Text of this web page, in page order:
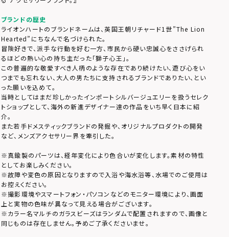
ブランドの歴史
ライオンハートのブランドネームは、英国王朝リチャード1世”The Lion
Hearted”にちなんで名づけられた。
冒険好きで、派手な行動を好む一方、市民から硬い忠誠心をささげられ
るほどの熱い心の持ち主だった「獅子心王」。
この普遍的な敬愛すべき人柄のような存在であり続けたい、遊び心をい
つまでも忘れない、大人の男たちに支持されるブランドでありたい、とい
った願いを込めて。
当時としてはまだ珍しかったインポートシルバージュエリーを扱うセレク
トショップとして、海外の新進デザイナー達の作品をいち早く日本に紹
介。
また若手ドメスティックブランドの発掘や、オリジナルプロダクトの開発
など、メンズアクセサリー界を牽引した。
※真鍮製のパーツは、経年変化により色合いが変化します。素材の特性
としてお楽しみください。
※故障や変色の原因となりますので入浴や海水浴等、水場でのご使用は
お控えください。
※撮影環境やスマートフォン・パソコンなどのモニター環境により、画面
上と実物の色味が異なって見える場合がございます。
※カラー名マルチのガラスビーズはランダムで配置されますので、画像と
同じものは存在しません。予めご了承くださいませ。